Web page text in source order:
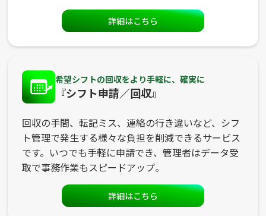
詳細はこちら
希望シフトの回収をより手軽に、確実に
『シフト申請／回収』
回収の手間、転記ミス、連絡の行き違いなど、シフ
ト管理で発生する様々な負担を削減できるサービス
です。いつでも手軽に申請でき、管理者はデータ受
取で事務作業もスピードアップ。
詳細はこちら